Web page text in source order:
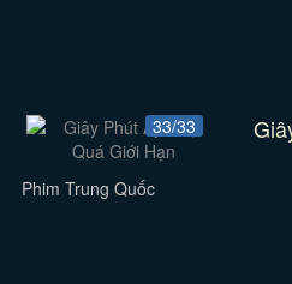
33/33
Phim Trung Quốc